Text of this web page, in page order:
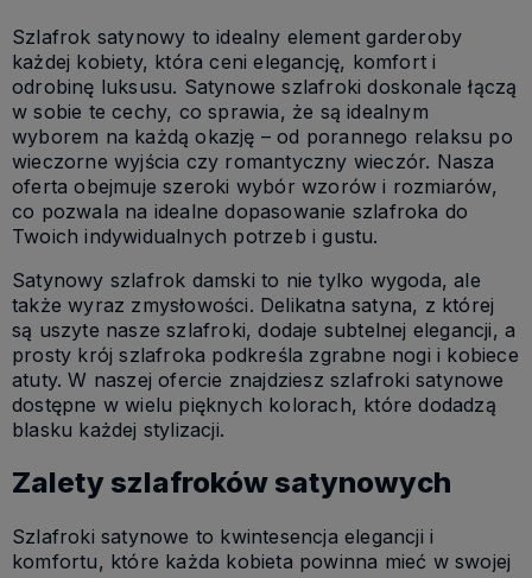
Szlafrok satynowy to idealny element garderoby
każdej kobiety, która ceni elegancję, komfort i
odrobinę luksusu. Satynowe szlafroki doskonale łączą
w sobie te cechy, co sprawia, że są idealnym
wyborem na każdą okazję – od porannego relaksu po
wieczorne wyjścia czy romantyczny wieczór. Nasza
oferta obejmuje szeroki wybór wzorów i rozmiarów,
co pozwala na idealne dopasowanie szlafroka do
Twoich indywidualnych potrzeb i gustu.
Satynowy szlafrok damski to nie tylko wygoda, ale
także wyraz zmysłowości. Delikatna satyna, z której
są uszyte nasze szlafroki, dodaje subtelnej elegancji, a
prosty krój szlafroka podkreśla zgrabne nogi i kobiece
atuty. W naszej ofercie znajdziesz szlafroki satynowe
dostępne w wielu pięknych kolorach, które dodadzą
blasku każdej stylizacji.
Zalety szlafroków satynowych
Szlafroki satynowe to kwintesencja elegancji i
komfortu, które każda kobieta powinna mieć w swojej